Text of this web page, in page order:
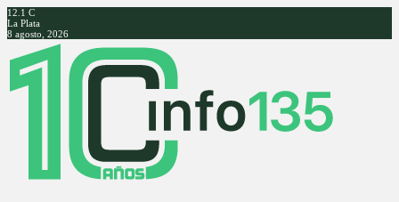
12.1 C
La Plata
8 agosto, 2026
Facebook
Twitter
Instagram
Youtube